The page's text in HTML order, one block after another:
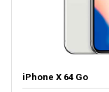
iPhone X 64 Go